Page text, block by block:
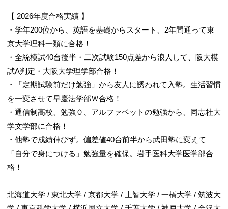
【 2026年度合格実績 】
・学年200位から、英語を基礎からスタート、2年間通って東
京大学理科一類に合格！
・全統模試40台後半・二次試験150点差から浪人して、阪大模
試A判定・大阪大学理学部合格！
・「定期試験前だけ勉強」から友人に誘われて入塾。生活習慣
を一変させて早慶法学部Ｗ合格！
・通信制高校、勉強０、アルファベットの勉強から、同志社大
学文学部に合格！
・他塾で成績伸びず。偏差値40台前半から武田塾に変えて
「自分で身につける」勉強量を確保。岩手医科大学医学部合
格！
北海道大学 / 東北大学 / 京都大学 / 上智大学 / 一橋大学 / 筑波大